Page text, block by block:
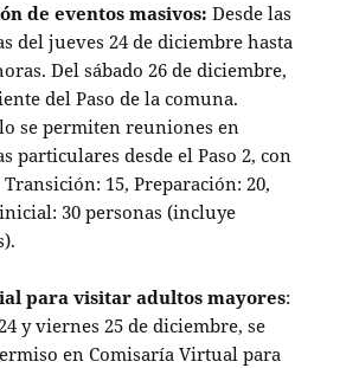
de eventos masivos: Desde las
del jueves 24 de diciembre hasta
Del sábado 26 de diciembre,
del Paso de la comuna.
se permiten reuniones en
particulares desde el Paso 2, con
15, Preparación: 20,
30 personas (incluye
para visitar adultos mayores:
y viernes 25 de diciembre, se
en Comisaría Virtual para